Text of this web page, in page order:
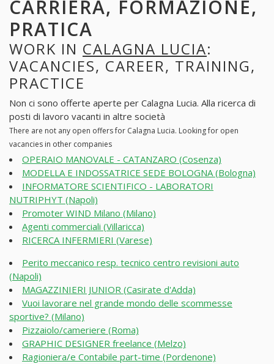
CARRIERA, FORMAZIONE,
PRATICA
WORK IN CALAGNA LUCIA:
VACANCIES, CAREER, TRAINING,
PRACTICE
Non ci sono offerte aperte per Calagna Lucia. Alla ricerca di
posti di lavoro vacanti in altre società
There are not any open offers for Calagna Lucia. Looking for open
vacancies in other companies
OPERAIO MANOVALE - CATANZARO (Cosenza)
MODELLA E INDOSSATRICE SEDE BOLOGNA (Bologna)
INFORMATORE SCIENTIFICO - LABORATORI
NUTRIPHYT (Napoli)
Promoter WIND Milano (Milano)
Agenti commerciali (Villaricca)
RICERCA INFERMIERI (Varese)
Perito meccanico resp. tecnico centro revisioni auto
(Napoli)
MAGAZZINIERI JUNIOR (Casirate d'Adda)
Vuoi lavorare nel grande mondo delle scommesse
sportive? (Milano)
Pizzaiolo/cameriere (Roma)
GRAPHIC DESIGNER freelance (Melzo)
Ragioniera/e Contabile part-time (Pordenone)